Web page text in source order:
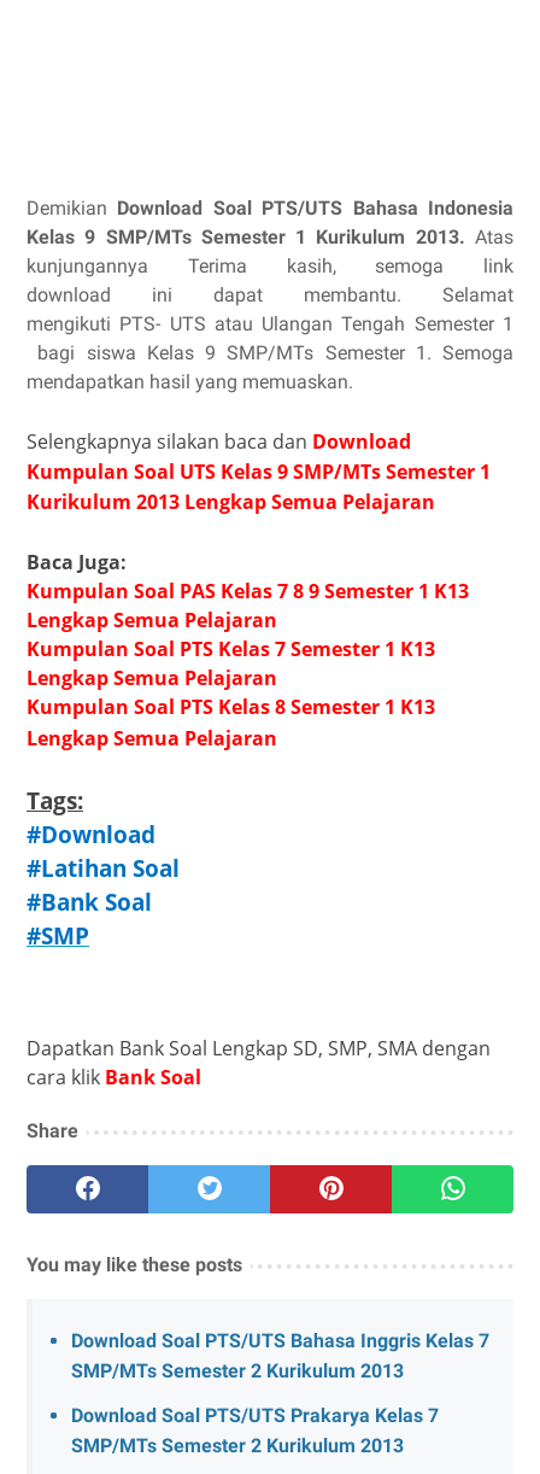
Demikian Download Soal PTS/UTS Bahasa Indonesia
Kelas 9 SMP/MTs Semester 1 Kurikulum 2013. Atas
kunjungannya Terima kasih, semoga link
download ini dapat membantu. Selamat
mengikuti PTS- UTS atau Ulangan Tengah Semester 1
bagi siswa Kelas 9 SMP/MTs Semester 1. Semoga
mendapatkan hasil yang memuaskan.
Selengkapnya silakan baca dan Download
Kumpulan Soal UTS Kelas 9 SMP/MTs Semester 1
Kurikulum 2013 Lengkap Semua Pelajaran
Baca Juga:
Kumpulan Soal PAS Kelas 7 8 9 Semester 1 K13
Lengkap Semua Pelajaran
Kumpulan Soal PTS Kelas 7 Semester 1 K13
Lengkap Semua Pelajaran
Kumpulan Soal PTS Kelas 8 Semester 1 K13
Lengkap Semua Pelajaran
Tags:
#Download
#Latihan Soal
#Bank Soal
#SMP
Dapatkan Bank Soal Lengkap SD, SMP, SMA dengan
cara klik Bank Soal
Share
You may like these posts
Download Soal PTS/UTS Bahasa Inggris Kelas 7
SMP/MTs Semester 2 Kurikulum 2013
Download Soal PTS/UTS Prakarya Kelas 7
SMP/MTs Semester 2 Kurikulum 2013